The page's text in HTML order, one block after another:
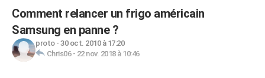
Comment relancer un frigo américain
Samsung en panne ?
proto- 30 oct. 2010 à 17:20
Chris06- 22 nov. 2018 à 10:46